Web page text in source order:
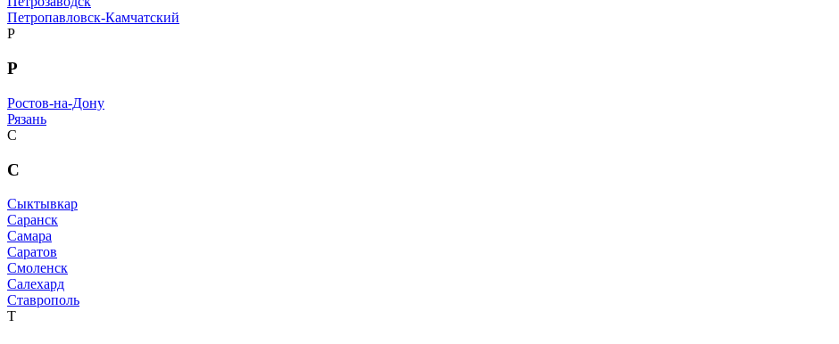
Петропавловск-Камчатский
Р
Р
Ростов-на-Дону
Рязань
С
С
Сыктывкар
Саранск
Самара
Саратов
Смоленск
Салехард
Ставрополь
Т